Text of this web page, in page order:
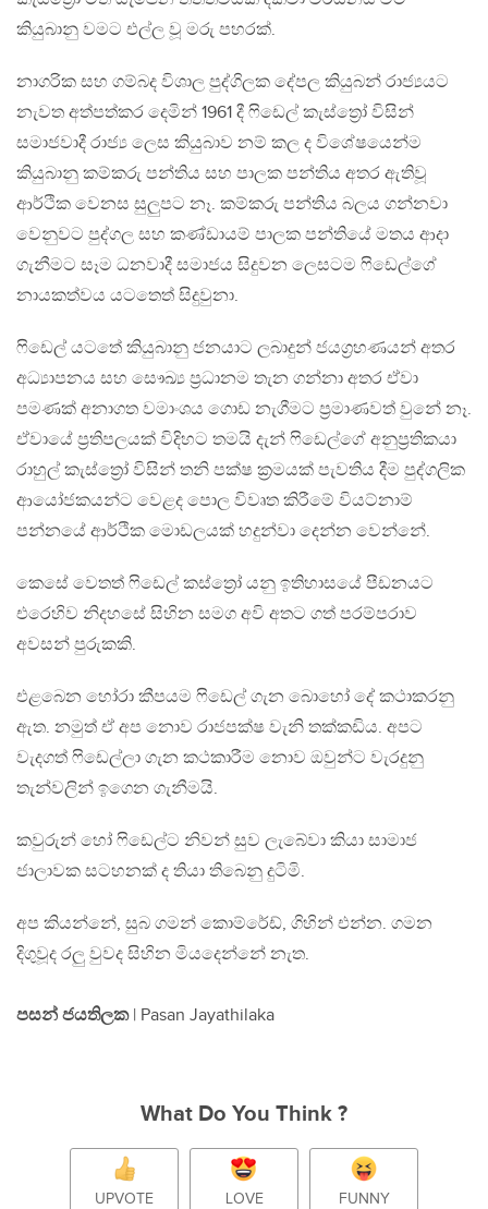
කියුබානු වමට එල්ල වූ මරු පහරක්.
නාගරික සහ ගම්බද විශාල පුද්ගිලක දේපල කියුබන් රාජ්‍යයට
නැවත අත්පත්කර දෙමින් 1961 දී ෆිඩෙල් කැස්ත්‍රෝ විසින්
සමාජවාදී රාජ්‍ය ලෙස කියුබාව නම් කල ද විශේෂයෙන්ම
කියුබානු කම්කරු පන්තිය සහ පාලක පන්තිය අතර ඇතිවූ
ආර්ථික වෙනස සුලුපට නෑ. කම්කරු පන්තිය බලය ගන්නවා
වෙනුවට පුද්ගල සහ කණ්ඩායම් පාලක පන්තියේ මතය ආදා
ගැනීමට සෑම ධනවාදී සමාජය සිදුවන ලෙසටම ෆිඩෙල්ගේ
නායකත්වය යටතෙත් සිදුවුනා.
ෆිඩෙල් යටතේ කියුබානු ජනයාට ලබාදුන් ජයග්‍රහණයන් අතර
අධ්‍යාපනය සහ සෞඛ්‍ය ප්‍රධානම තැන ගන්නා අතර ඒවා
පමණක් අනාගත වමාංශය ගොඩ නැගීමට ප්‍රමාණවත් වුනේ නෑ.
ඒවායේ ප්‍රතිපලයක් විදිහට තමයි දැන් ෆිඩෙල්ගේ අනුප්‍රතිකයා
රාහුල් කැස්ත්‍රෝ විසින් තනි පක්ෂ ක්‍රමයක් පැවතිය දීම පුද්ගලික
ආයෝජකයන්ට වෙළද පොල විවෘත කිරීමේ වියට්නාම්
පන්නයේ ආර්ථික මොඩලයක් හදුන්වා දෙන්න වෙන්නේ.
කෙසේ වෙතත් ෆිඩෙල් කස්ත්‍රෝ යනු ඉතිහාසයේ පීඩනයට
එරෙහිව නිදහසේ සිහින සමග අවි අතට ගත් පරම්පරාව
අවසන් පුරුකකි.
එළබෙන හෝරා කීපයම ෆිඩෙල් ගැන බොහෝ දේ කථාකරනු
ඇත. නමුත් ඒ අප නොව රාජපක්ෂ වැනි තක්කඩිය. අපට
වැදගත් ෆිඩෙල්ලා ගැන කථකාරීම නොව ඔවුන්ට වැරදුනු
තැන්වලින් ඉගෙන ගැනීමයි.
කවුරුන් හෝ ෆිඩෙල්ට නිවන් සුව ලැබේවා කියා සාමාජ
ජාලාවක සටහනක් ද තියා තිබෙනු දුටිමි.
අප කියන්නේ, සුබ ගමන් කොම්රේඩ්, ගිහින් එන්න. ගමන
දිගුවූද රලු වුවද සිහින මියදෙන්නේ නැත.
පසන් ජයතිලක| Pasan Jayathilaka
What Do You Think ?
UPVOTE LOVE FUNNY